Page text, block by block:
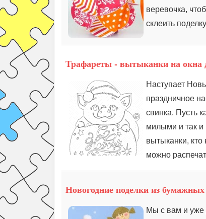
веревочка,
склеить
Трафареты - вытыканки на
Наступает
праздничное
свинка. Пусть
милыми и так и
вытыканки,
можно
Новогодние поделки из
Мы с вам и уже